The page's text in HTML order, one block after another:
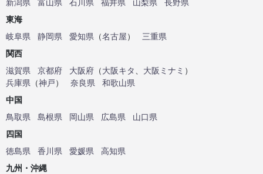
東海
岐阜県
静岡県 愛知県 （名古屋）
三重県
関西
滋賀県
京都府 大阪府 （大阪キタ 大阪ミナミ ）
兵庫県 （神戸） 奈良県
和歌山県
中国
鳥取県
島根県 岡山県 広島県
山口県
四国
徳島県
香川県 愛媛県
高知県
九州・沖縄